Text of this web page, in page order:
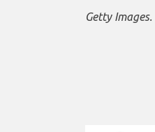
Getty Images.